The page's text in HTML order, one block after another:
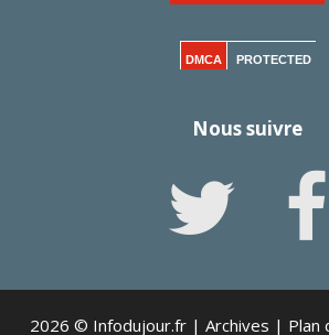
DMCA PROTECTED
Nous suivre
2026 © Infodujour.fr | Archives | Plan